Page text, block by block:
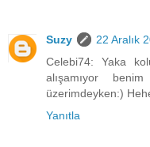
Suzy
22 Aralık
Celebi74: Yaka
alışamıyor
üzerimdeyken:)
Yanıtla